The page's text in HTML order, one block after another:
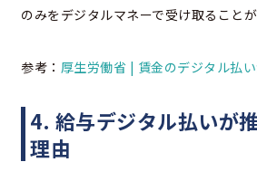
のみをデジタルマネーで受け取ることが
参考： 厚生労働省 | 賃金のデジタル払
4. 給与デジタル払いが
理由